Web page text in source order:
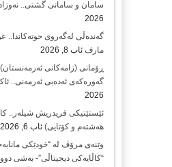
سامان و سامانی گشتی..
2026
گەندەڵی لەگەروی
مارف ئاب 8, 2026
ڕۆمانی (زامه‌كانی
گه‌وره‌كه‌ی ئه‌ده‌بی ئه‌رمه‌نی..
2026
ئێستێتیکی فریدریش شیلەر..
هەشتەم و کۆتایی) ئاب 6, 2026
وێنەی مرۆڤ لە “خودێکی
“کاڵایەکی دیجیتاڵی”- بەشی